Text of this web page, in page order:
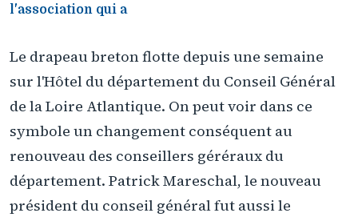
l'association qui a
Le drapeau breton flotte depuis une semaine
sur l'Hôtel du département du Conseil Général
de la Loire Atlantique. On peut voir dans ce
symbole un changement conséquent au
renouveau des conseillers géréraux du
département. Patrick Mareschal, le nouveau
président du conseil général fut aussi le